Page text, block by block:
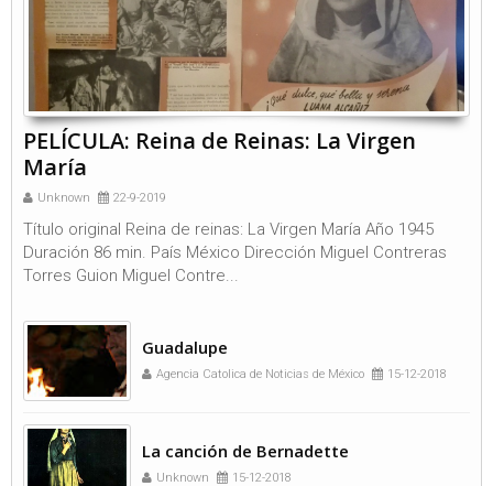
PELÍCULA: Reina de Reinas: La Virgen
María
Unknown 22-9-2019
Título original Reina de reinas: La Virgen María Año 1945
Duración 86 min. País México Dirección Miguel Contreras
Torres Guion Miguel Contre...
Guadalupe
Agencia Catolica de Noticias de México 15-12-2018
La canción de Bernadette
Unknown 15-12-2018